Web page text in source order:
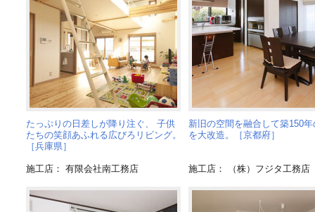
たっぷりの日差しが降り注ぐ、 子供
たちの笑顔あふれる広びろリビング。
［兵庫県］
施工店： 有限会社南工務店
新旧の空間を融合して築150年
を大改造。［京都府］
施工店： （株）フジタ工務店